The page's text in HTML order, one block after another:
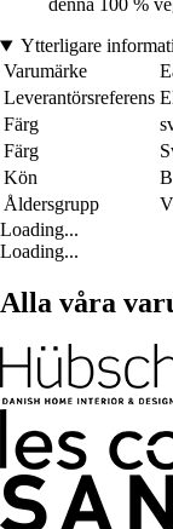
denna 100 %
Ytterligare
Varumärke
Leverantörsreferens
Färg
Färg
Kön
Åldersgrupp
Loading...
Loading...
Alla våra